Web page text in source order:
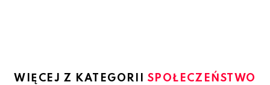
WIĘCEJ Z KATEGORII SPOŁECZEŃSTWO